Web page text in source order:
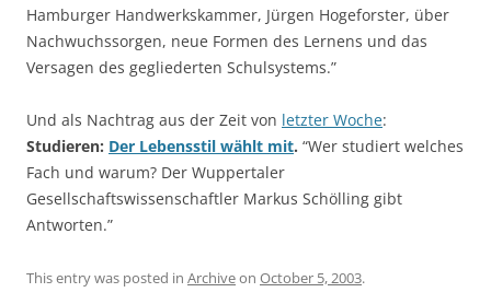
Hamburger Handwerkskammer, Jürgen Hogeforster, über
Nachwuchssorgen, neue Formen des Lernens und das
Versagen des gegliederten Schulsystems.”
Und als Nachtrag aus der Zeit von letzter Woche:
Studieren: Der Lebensstil wählt mit. “Wer studiert welches
Fach und warum? Der Wuppertaler
Gesellschaftswissenschaftler Markus Schölling gibt
Antworten.”
This entry was posted in Archiveon October 5, 2003.